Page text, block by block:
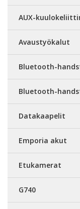
AUX-
Avaustyökalut
Bluetooth-
Bluetooth-
Datakaapelit
Emporia akut
Etukamerat
G740